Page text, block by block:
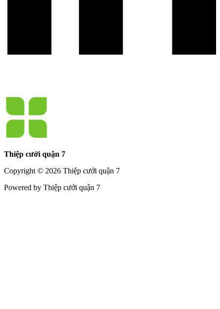
Thiệp cưới quận 7
Copyright © 2026 Thiệp cưới quận 7
Powered by Thiệp cưới quận 7